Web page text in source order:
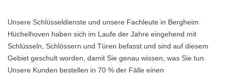
Unsere Schlüsseldienste und unsere Fachleute in Bergheim
Hüchelhoven haben sich im Laufe der Jahre eingehend mit
Schlüsseln, Schlössern und Türen befasst und sind auf diesem
Gebiet geschult worden, damit Sie genau wissen, was Sie tun.
Unsere Kunden bestellen in 70 % der Fälle einen